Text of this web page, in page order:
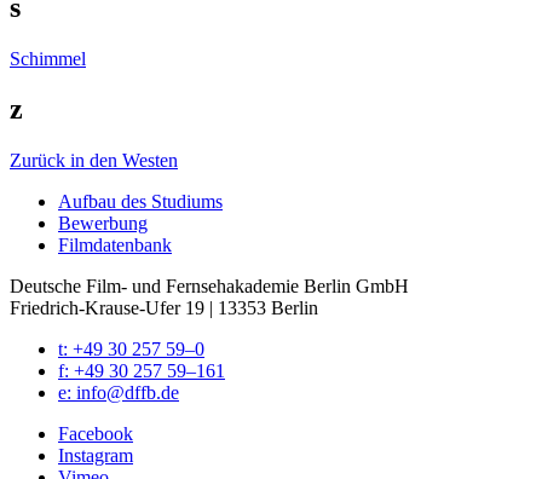
s
Schimmel
z
Zurück in den Westen
Auf­bau des Stu­di­ums
Bewer­bung
Film­da­ten­bank
Deutsche Film- und Fernseh­akademie Berlin GmbH
Friedrich-Krause-Ufer 19 | 13353 Berlin
t: +49 30 257 59–0
f: +49 30 257 59–161
e: info@​dffb.​de
Face­book
Insta­gram